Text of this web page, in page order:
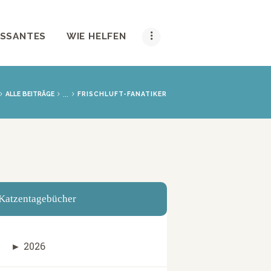
WIE HELFEN
ALLE BEITRÄGE ... FRISCHLUFT-FANATIKER
► 2026